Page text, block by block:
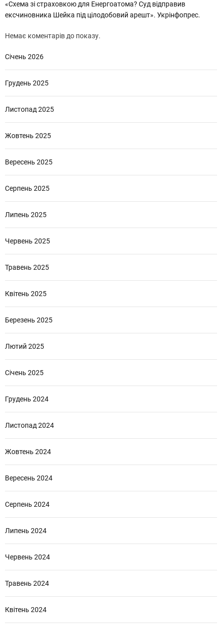
«Схема зі страховкою для Енергоатома? Суд відправив
ексчиновника Шейка під цілодобовий арешт». Укрінфопрес.
Немає коментарів до показу.
Січень 2026
Грудень 2025
Листопад 2025
Жовтень 2025
Вересень 2025
Серпень 2025
Липень 2025
Червень 2025
Травень 2025
Квітень 2025
Березень 2025
Лютий 2025
Січень 2025
Грудень 2024
Листопад 2024
Жовтень 2024
Вересень 2024
Серпень 2024
Липень 2024
Червень 2024
Травень 2024
Квітень 2024